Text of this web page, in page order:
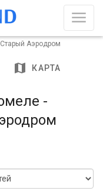
Старый Аэродром
map КАРТА
-